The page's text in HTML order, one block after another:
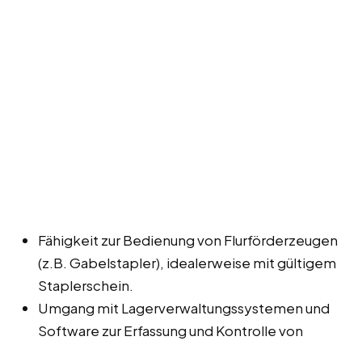
Fähigkeit zur Bedienung von Flurförderzeugen
(z.B. Gabelstapler), idealerweise mit gültigem
Staplerschein.
Umgang mit Lagerverwaltungssystemen und
Software zur Erfassung und Kontrolle von